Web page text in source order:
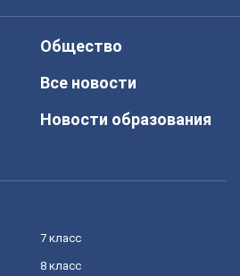
Общество
Все новости
Новости образования
7 класс
8 класс